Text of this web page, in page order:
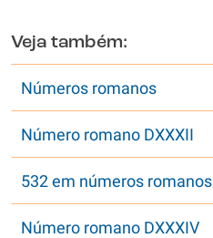
Veja também:
Números romanos
Número romano DXXXII
532 em números romanos
Número romano DXXXIV